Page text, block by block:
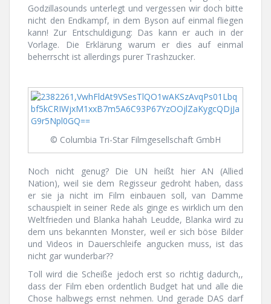
Godzillasounds unterlegt und vergessen wir doch bitte
nicht den Endkampf, in dem Byson auf einmal fliegen
kann! Zur Entschuldigung: Das kann er auch in der
Vorlage. Die Erklärung warum er dies auf einmal
beherrscht ist allerdings purer Trashzucker.
© Columbia Tri-Star Filmgesellschaft GmbH
Noch nicht genug? Die UN heißt hier AN (Allied
Nation), weil sie dem Regisseur gedroht haben, dass
er sie ja nicht im Film einbauen soll, van Damme
schauspielt in seiner Rede als ginge es wirklich um den
Weltfrieden und Blanka hahah Leudde, Blanka wird zu
dem uns bekannten Monster, weil er sich böse Bilder
und Videos in Dauerschleife angucken muss, ist das
nicht gar wunderbar??
Toll wird die Scheiße jedoch erst so richtig dadurch,,
dass der Film eben ordentlich Budget hat und alle die
Chose halbwegs ernst nehmen. Und gerade DAS darf